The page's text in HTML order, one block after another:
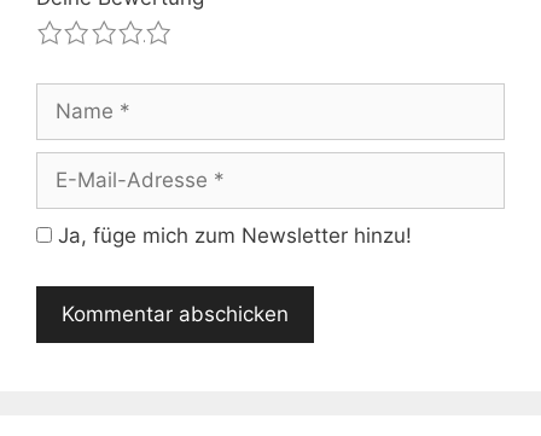
4
3
2
1
Name
Adresse
Ja, füge mich zum Newsletter hinzu!